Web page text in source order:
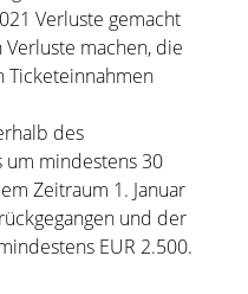
Verluste gemacht
machen, die
Ticketeinnahmen
des
mindestens 30
Zeitraum 1. Januar
und der
EUR 2.500.